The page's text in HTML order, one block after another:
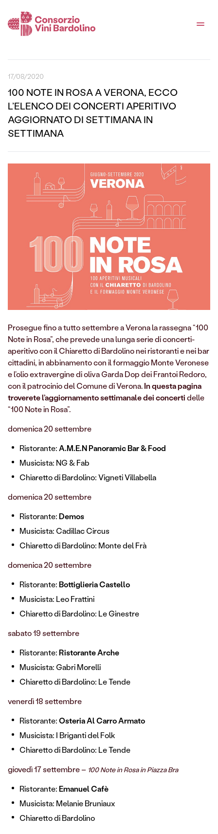
17/08/2020
100 NOTE IN ROSA A VERONA, ECCO
L’ELENCO DEI CONCERTI APERITIVO
AGGIORNATO DI SETTIMANA IN
SETTIMANA
Prosegue fino a tutto settembre a Verona la rassegna “100
Note in Rosa”, che prevede una lunga serie di concerti-
aperitivo con il Chiaretto di Bardolino nei ristoranti e nei bar
cittadini, in abbinamento con il formaggio Monte Veronese
e l’olio extravergine di oliva Garda Dop dei Frantoi Redoro,
con il patrocinio del Comune di Verona.In questa pagina
troverete l’aggiornamento settimanale dei concertidelle
“100 Note in Rosa”.
domenica 20 settembre
Ristorante:A.M.E.N Panoramic Bar & Food
Musicista: NG & Fab
Chiaretto di Bardolino: Vigneti Villabella
domenica 20 settembre
Ristorante: Demos
Musicista: Cadillac Circus
Chiaretto di Bardolino: Monte del Frà
domenica 20 settembre
Ristorante: Bottiglieria Castello
Musicista: Leo Frattini
Chiaretto di Bardolino: Le Ginestre
sabato 19 settembre
Ristorante: Ristorante Arche
Musicista: Gabri Morelli
Chiaretto di Bardolino: Le Tende
venerdì 18 settembre
Ristorante:Osteria Al Carro Armato
Musicista: I Briganti del Folk
Chiaretto di Bardolino: Le Tende
giovedì 17 settembre – 100 Note in Rosa in Piazza Bra
Ristorante: Emanuel Cafè
Musicista: Melanie Bruniaux
Chiaretto di Bardolino